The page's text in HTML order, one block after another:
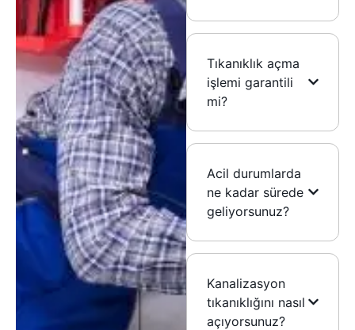
Tıkanıklık açma
işlemi garantili
mi?
Acil durumlarda
ne kadar sürede
geliyorsunuz?
Kanalizasyon
tıkanıklığını nasıl
açıyorsunuz?